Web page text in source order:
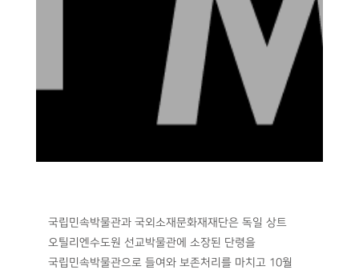
국립민속박물관과 국외소재문화재재단은 독일 상트
오틸리엔수도원 선교박물관에 소장된 단령을
국립민속박물관으로 들여와 보존처리를 마치고 10월